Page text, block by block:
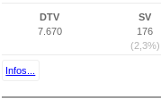
DTV
7.670
SV
176
(2,3%)
Infos...